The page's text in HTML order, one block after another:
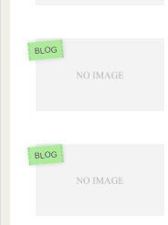
BLOG
BLOG